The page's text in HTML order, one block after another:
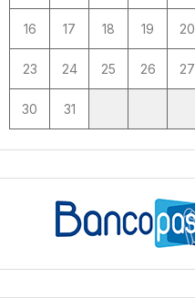
16 17 18 19 20
23 24 25 26 27
30 31